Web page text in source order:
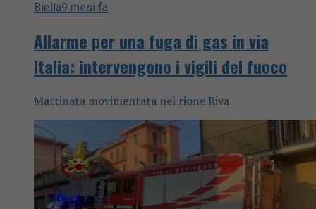
Biella9 mesi fa
Allarme per una fuga di gas in via
Italia: intervengono i vigili del fuoco
Mattinata movimentata nel rione Riva